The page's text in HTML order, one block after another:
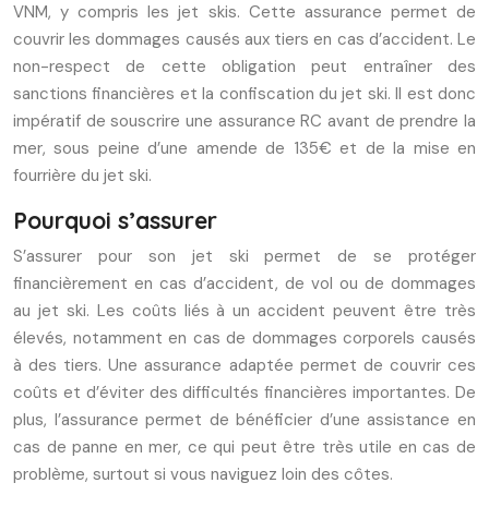
VNM, y compris les jet skis. Cette assurance permet de
couvrir les dommages causés aux tiers en cas d’accident. Le
non-respect de cette obligation peut entraîner des
sanctions financières et la confiscation du jet ski. Il est donc
impératif de souscrire une assurance RC avant de prendre la
mer, sous peine d’une amende de 135€ et de la mise en
fourrière du jet ski.
Pourquoi s’assurer
S’assurer pour son jet ski permet de se protéger
financièrement en cas d’accident, de vol ou de dommages
au jet ski. Les coûts liés à un accident peuvent être très
élevés, notamment en cas de dommages corporels causés
à des tiers. Une assurance adaptée permet de couvrir ces
coûts et d’éviter des difficultés financières importantes. De
plus, l’assurance permet de bénéficier d’une assistance en
cas de panne en mer, ce qui peut être très utile en cas de
problème, surtout si vous naviguez loin des côtes.